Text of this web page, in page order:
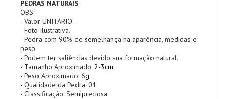
PEDRAS NATURAIS
OBS:
- Valor UNITÁRIO.
- Foto ilustrativa.
- Pedra com 90% de semelhança na aparência, medidas e
peso.
- Podem ter saliências devido sua formação natural.
- Tamanho Aproximado: 2-3cm
- Peso Aproximado: 6g
- Qualidade da Pedra: 01
- Classificação: Semipreciosa